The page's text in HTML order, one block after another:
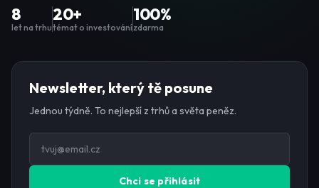
8
let na trhu
20+
témat o investování
100%
zdarma
Newsletter, který tě posune
Jednou týdně. To nejlepší z trhů a světa peněz.
Chci se přihlásit